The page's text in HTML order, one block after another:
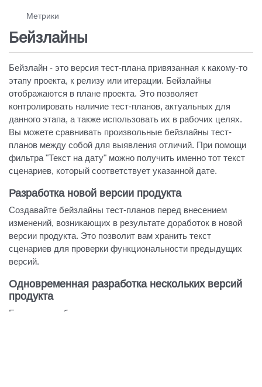
Бейзлайны
Бейзлайн - это версия тест-плана привязанная к какому-то
этапу проекта, к релизу или итерации. Бейзлайны
отображаются в плане проекта. Это позволяет
контролировать наличие тест-планов, актуальных для
данного этапа, а также использовать их в рабочих целях.
Вы можете сравнивать произвольные бейзлайны тест-
планов между собой для выявления отличий. При помощи
фильтра "Текст на дату" можно получить именно тот текст
сценариев, который соответствует указанной дате.
Разработка новой версии продукта
Создавайте бейзлайны тест-планов перед внесением
изменений, возникающих в результате доработок в новой
версии продукта. Это позволит вам хранить текст
сценариев для проверки функциональности предыдущих
версий.
Одновременная разработка нескольких версий
продукта
Если вам необходимо вносить изменения сразу в
Метрики